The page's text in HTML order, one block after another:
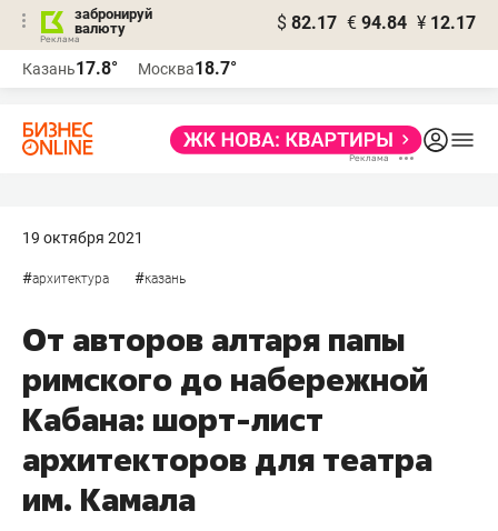
забронируй
валюту
$ 82.17 € 94.84 ¥ 12.17
Казань17.8° Москва18.7°
19 октября 2021
#архитектура #казань
От авторов алтаря папы
римского до набережной
Кабана: шорт-лист
архитекторов для театра
им. Камала